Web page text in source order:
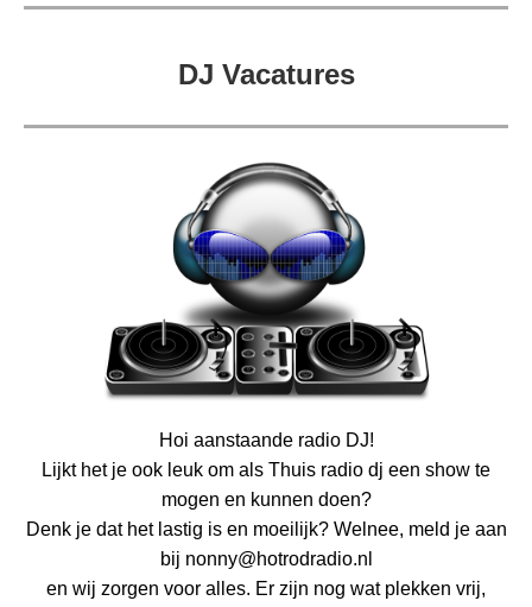
DJ Vacatures
Hoi aanstaande radio DJ!
Lijkt het je ook leuk om als Thuis radio dj een show te
mogen en kunnen doen?
Denk je dat het lastig is en moeilijk? Welnee, meld je aan
bij nonny@hotrodradio.nl
en wij zorgen voor alles. Er zijn nog wat plekken vrij,